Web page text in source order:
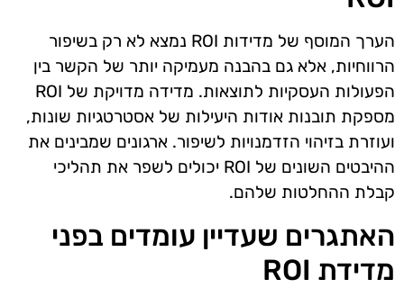
הערך המוסף של מדידות ROI נמצא לא רק בשיפור
הרווחיות, אלא גם בהבנה מעמיקה יותר של הקשר בין
הפעולות העסקיות לתוצאות. מדידה מדויקת של ROI
מספקת תובנות אודות היעילות של אסטרטגיות שונות,
ועוזרת בזיהוי הזדמנויות לשיפור. ארגונים שמבינים את
ההיבטים השונים של ROI יכולים לשפר את תהליכי
קבלת ההחלטות שלהם.
האתגרים שעדיין עומדים בפני
מדידת ROI